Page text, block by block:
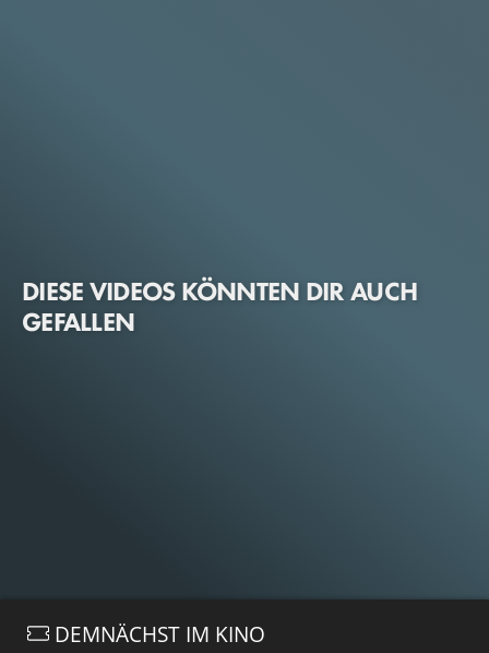
DIESE VIDEOS KÖNNTEN DIR AUCH
GEFALLEN
DEMNÄCHST IM KINO